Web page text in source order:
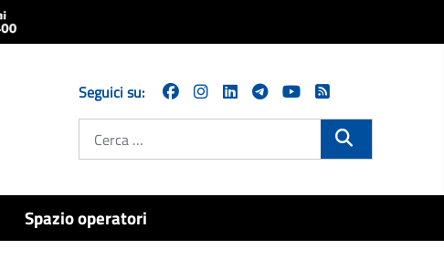
Seguici su:
Cerca
Spazio operatori